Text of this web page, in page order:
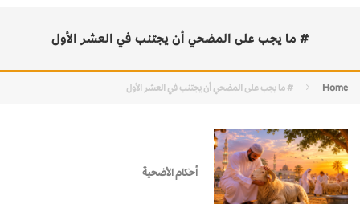
# ما يجب على المضحي أن يجتنب في العشر الأول
Home # ما يجب على المضحي أن يجتنب في العشر الأول
أحكام الأضحية